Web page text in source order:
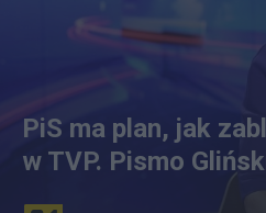
PiS ma plan, jak
w TVP. Pismo